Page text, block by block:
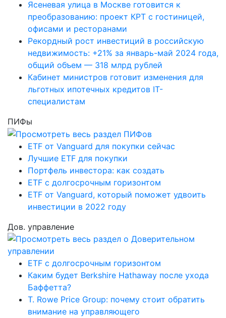
Ясеневая улица в Москве готовится к
преобразованию: проект КРТ с гостиницей,
офисами и ресторанами
Рекордный рост инвестиций в российскую
недвижимость: +21% за январь-май 2024 года,
общий объем — 318 млрд рублей
Кабинет министров готовит изменения для
льготных ипотечных кредитов IT-
специалистам
ПИФы
ETF от Vanguard для покупки сейчас
Лучшие ETF для покупки
Портфель инвестора: как создать
ETF с долгосрочным горизонтом
ETF от Vanguard, который поможет удвоить
инвестиции в 2022 году
Дов. управление
ETF с долгосрочным горизонтом
Каким будет Berkshire Hathaway после ухода
Баффетта?
T. Rowe Price Group: почему стоит обратить
внимание на управляющего